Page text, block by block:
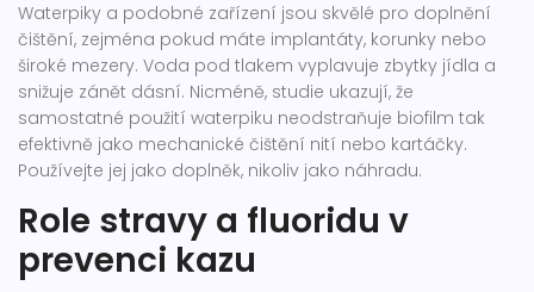
Waterpiky a podobné zařízení jsou skvělé pro doplnění
čištění, zejména pokud máte implantáty, korunky nebo
široké mezery. Voda pod tlakem vyplavuje zbytky jídla a
snižuje zánět dásní. Nicméně, studie ukazují, že
samostatné použití waterpiku neodstraňuje biofilm tak
efektivně jako mechanické čištění nití nebo kartáčky.
Používejte jej jako doplněk, nikoliv jako náhradu.
Role stravy a fluoridu v
prevenci kazu